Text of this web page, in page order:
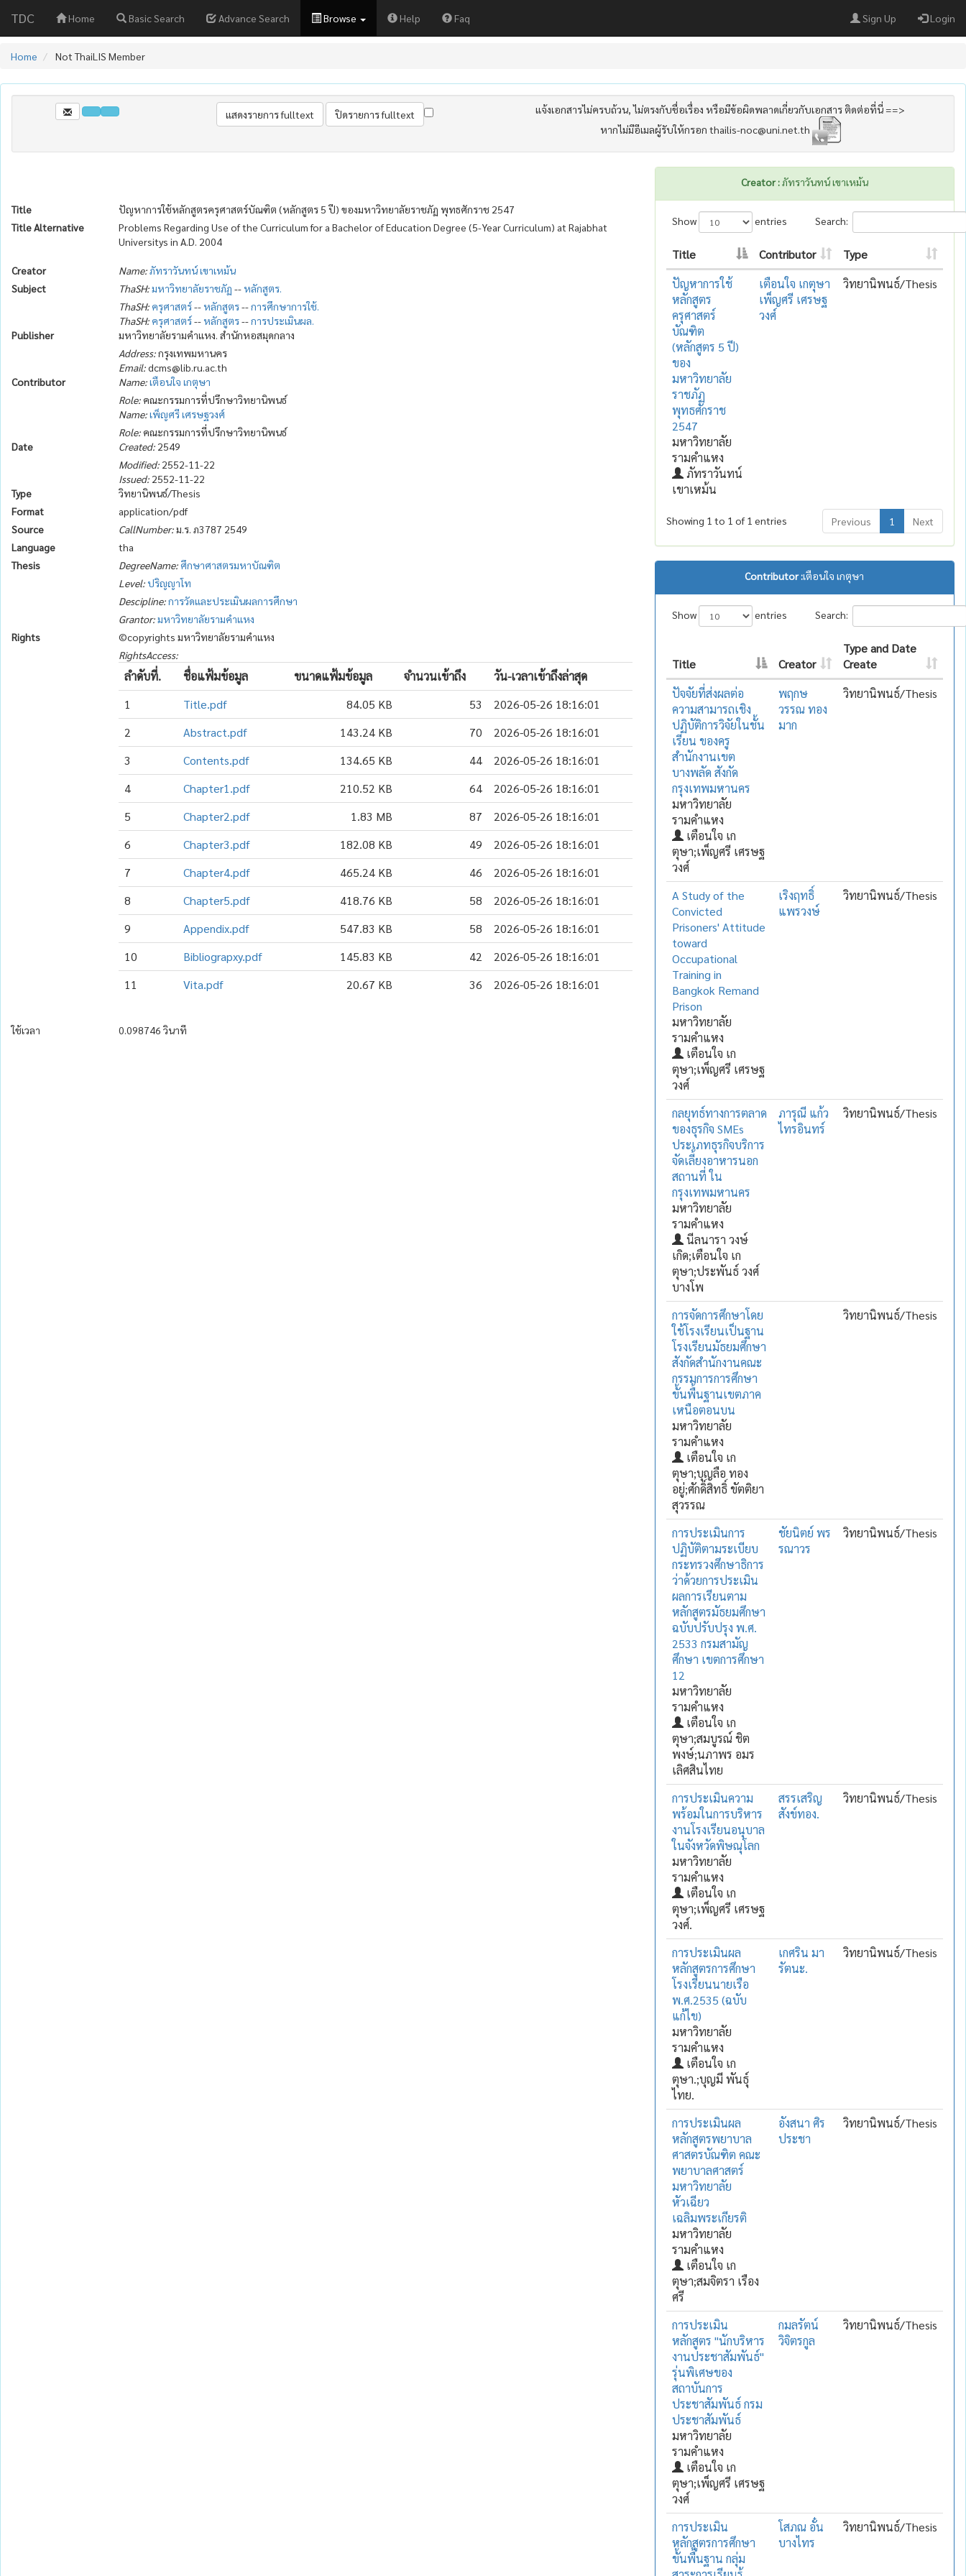
TDC Home Basic Search Advance Search Browse Help Faq Sign Up Login
Home Not ThaiLIS Member
แจ้งเอกสารไม่ครบถ้วน, ไม่ตรงกับชื่อเรื่อง หรือมีข้อผิดพลาดเกี่ยวกับเอกสาร ติดต่อที่นี่ ==>
หากไม่มีอีเมลผู้รับให้กรอก thailis-noc@uni.net.th
Title
ปัญหาการใช้หลักสูตรครุศาสตร์บัณฑิต (หลักสูตร 5 ปี) ของมหาวิทยาลัยราชภัฏ พุทธศักราช 2547
Title Alternative
Problems Regarding Use of the Curriculum for a Bachelor of Education Degree (5-Year Curriculum) at Rajabhat
Universitys in A.D. 2004
Creator Name:ภัทราวันทน์ เขาเหม้น
Subject
ThaSH:มหาวิทยาลัยราชภัฏ --หลักสูตร.
ThaSH: ครุศาสตร์--หลักสูตร--การศึกษาการใช้.
ThaSH: ครุศาสตร์--หลักสูตร--การประเมินผล.
Publisher
มหาวิทยาลัยรามคำแหง. สำนักหอสมุดกลาง
Address:กรุงเทพมหานคร
Email:dcms@lib.ru.ac.th
Contributor
Name:เตือนใจ เกตุษา
Role: คณะกรรมการที่ปรึกษาวิทยานิพนธ์
Name:เพ็ญศรี เศรษฐวงศ์
Role: คณะกรรมการที่ปรึกษาวิทยานิพนธ์
Date
Created: 2549
Modified: 2552-11-22
Issued: 2552-11-22
Type
วิทยานิพนธ์/Thesis
Format
application/pdf
Source
CallNumber:ม.ร. ภ3787 2549
Language
tha
Thesis
DegreeName: ศึกษาศาสตรมหาบัณฑิต
Level:ปริญญาโท
Descipline:การวัดและประเมินผลการศึกษา
Grantor:มหาวิทยาลัยรามคำแหง
Rights
©copyrights มหาวิทยาลัยรามคำแหง
RightsAccess:
ลำดับที่. ชื่อแฟ้มข้อมูล ขนาดแฟ้มข้อมูล จำนวนเข้าถึง
วัน-เวลาเข้าถึงล่าสุด
1
Title.pdf 84.05 KB 53
2026-05-26 18:16:01
2
Abstract.pdf 143.24 KB 70
2026-05-26 18:16:01
3
Contents.pdf 134.65 KB 44
2026-05-26 18:16:01
4
Chapter1.pdf 210.52 KB 64
2026-05-26 18:16:01
5
Chapter2.pdf 1.83 MB 87
2026-05-26 18:16:01
6
Chapter3.pdf 182.08 KB 49
2026-05-26 18:16:01
7
Chapter4.pdf 465.24 KB 46
2026-05-26 18:16:01
8
Chapter5.pdf 418.76 KB 58
2026-05-26 18:16:01
9
Appendix.pdf 547.83 KB 58
2026-05-26 18:16:01
10
Bibliograpxy.pdf 145.83 KB 42
2026-05-26 18:16:01
11
Vita.pdf 20.67 KB 36 2026-05-26 18:16:01
ใช้เวลา 0.098746 วินาที
Creator :ภัทราวันทน์ เขาเหม้น
Show entries Search:
Title Contributor
Type
ปัญหาการใช้
หลักสูตร
ครุศาสตร์
บัณฑิต
(หลักสูตร 5 ปี)
ของ
มหาวิทยาลัย
ราชภัฏ
พุทธศักราช
2547
มหาวิทยาลัย
รามคำแหง
ภัทราวันทน์
เขาเหม้น
เตือนใจ เกตุษา
เพ็ญศรี เศรษฐ
วงศ์
วิทยานิพนธ์/Thesis
Showing 1 to 1 of 1 entries Previous 1 Next
Contributor :เตือนใจ เกตุษา
Show entries Search:
Title Creator
Type and Date
Create
ปัจจัยที่ส่งผลต่อ
ความสามารถเชิง
ปฏิบัติการวิจัยในชั้น
เรียน ของครู
สำนักงานเขต
บางพลัด สังกัด
กรุงเทพมหานคร
มหาวิทยาลัย
รามคำแหง
เตือนใจ เก
ตุษา;เพ็ญศรี เศรษฐ
วงศ์
พฤกษ
วรรณ ทอง
มาก
วิทยานิพนธ์/Thesis
A Study of the
Convicted
Prisoners' Attitude
toward
Occupational
Training in
Bangkok Remand
Prison
มหาวิทยาลัย
รามคำแหง
เตือนใจ เก
ตุษา;เพ็ญศรี เศรษฐ
วงศ์
เริงฤทธิ์
แพรวงษ์
วิทยานิพนธ์/Thesis
กลยุทธ์ทางการตลาด
ของธุรกิจ SMEs
ประเภทธุรกิจบริการ
จัดเลี้ยงอาหารนอก
สถานที่ ใน
กรุงเทพมหานคร
มหาวิทยาลัย
รามคำแหง
นีลนารา วงษ์
เกิด;เตือนใจ เก
ตุษา;ประพันธ์ วงศ์
บางโพ
ภารุณี แก้ว
ไทรอินทร์
วิทยานิพนธ์/Thesis
การจัดการศึกษาโดย
ใช้โรงเรียนเป็นฐาน
โรงเรียนมัธยมศึกษา
สังกัดสำนักงานคณะ
กรรมการการศึกษา
ขั้นพื้นฐานเขตภาค
เหนือตอนบน
มหาวิทยาลัย
รามคำแหง
เตือนใจ เก
ตุษา;บุญลือ ทอง
อยู่;ศักดิ์สิทธิ์ ขัตติยา
สุวรรณ
วิทยานิพนธ์/Thesis
การประเมินการ
ปฏิบัติตามระเบียบ
กระทรวงศึกษาธิการ
ว่าด้วยการประเมิน
ผลการเรียนตาม
หลักสูตรมัธยมศึกษา
ฉบับปรับปรุง พ.ศ.
2533 กรมสามัญ
ศึกษา เขตการศึกษา
12
มหาวิทยาลัย
รามคำแหง
เตือนใจ เก
ตุษา;สมบูรณ์ ชิต
พงษ์;นภาพร อมร
เลิศสินไทย
ชัยนิตย์ พร
รณาวร
วิทยานิพนธ์/Thesis
การประเมินความ
พร้อมในการบริหาร
งานโรงเรียนอนุบาล
ในจังหวัดพิษณุโลก
มหาวิทยาลัย
รามคำแหง
เตือนใจ เก
ตุษา;เพ็ญศรี เศรษฐ
วงศ์.
สรรเสริญ
สังข์ทอง.
วิทยานิพนธ์/Thesis
การประเมินผล
หลักสูตรการศึกษา
โรงเรียนนายเรือ
พ.ศ.2535 (ฉบับ
แก้ไข)
มหาวิทยาลัย
รามคำแหง
เตือนใจ เก
ตุษา.;บุญมี พันธุ์
ไทย.
เกศริน มา
รัตนะ.
วิทยานิพนธ์/Thesis
การประเมินผล
หลักสูตรพยาบาล
ศาสตรบัณฑิต คณะ
พยาบาลศาสตร์
มหาวิทยาลัย
หัวเฉียว
เฉลิมพระเกียรติ
มหาวิทยาลัย
รามคำแหง
เตือนใจ เก
ตุษา;สมจิตรา เรือง
ศรี
อังสนา ศิร
ประชา
วิทยานิพนธ์/Thesis
การประเมิน
หลักสูตร "นักบริหาร
งานประชาสัมพันธ์"
รุ่นพิเศษของ
สถาบันการ
ประชาสัมพันธ์ กรม
ประชาสัมพันธ์
มหาวิทยาลัย
รามคำแหง
เตือนใจ เก
ตุษา;เพ็ญศรี เศรษฐ
วงศ์
กมลรัตน์
วิจิตรกูล
วิทยานิพนธ์/Thesis
การประเมิน
หลักสูตรการศึกษา
ขั้นพื้นฐาน กลุ่ม
โสภณ อั๋น
บางไทร
วิทยานิพนธ์/Thesis